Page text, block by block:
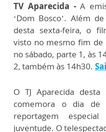
TV Aparecida -A
‘Dom Bosco’. Além
desta sexta-feira, o
visto no mesmo fim de
no sábado, parte 1, às
2, também às 14h30.
O TJ Aparecida
comemora o dia de
reportagem
juventude. O